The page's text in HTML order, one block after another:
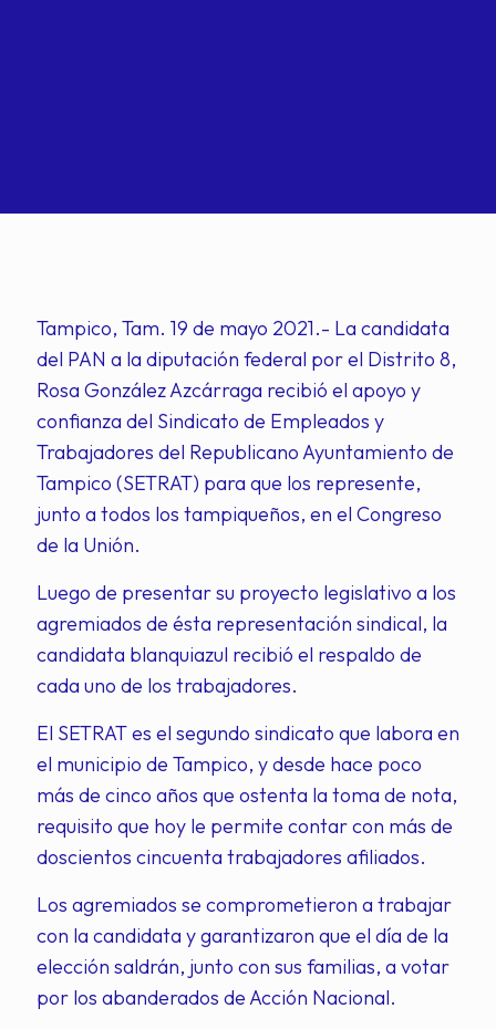
Tampico, Tam. 19 de mayo 2021.- La candidata
del PAN a la diputación federal por el Distrito 8,
Rosa González Azcárraga recibió el apoyo y
confianza del Sindicato de Empleados y
Trabajadores del Republicano Ayuntamiento de
Tampico (SETRAT) para que los represente,
junto a todos los tampiqueños, en el Congreso
de la Unión.
Luego de presentar su proyecto legislativo a los
agremiados de ésta representación sindical, la
candidata blanquiazul recibió el respaldo de
cada uno de los trabajadores.
El SETRAT es el segundo sindicato que labora en
el municipio de Tampico, y desde hace poco
más de cinco años que ostenta la toma de nota,
requisito que hoy le permite contar con más de
doscientos cincuenta trabajadores afiliados.
Los agremiados se comprometieron a trabajar
con la candidata y garantizaron que el día de la
elección saldrán, junto con sus familias, a votar
por los abanderados de Acción Nacional.